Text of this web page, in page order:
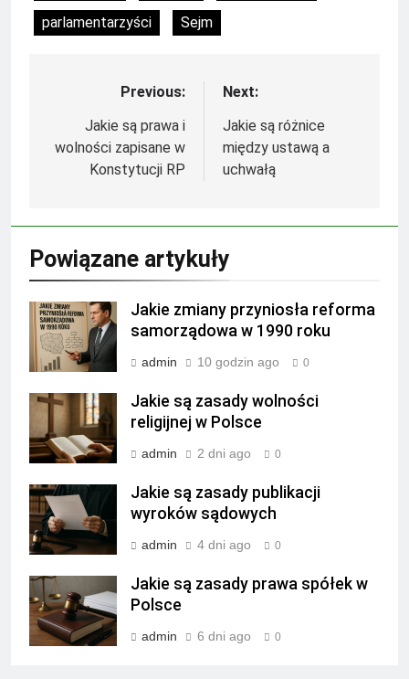
parlamentarzyści
Sejm
Nawigacja
wpisu
Previous:
Jakie są prawa i
wolności zapisane w
Konstytucji RP
Next:
Jakie są różnice
między ustawą a
uchwałą
Powiązane artykuły
Jakie zmiany przyniosła reforma
samorządowa w 1990 roku
admin 10 godzin ago 0
Jakie są zasady wolności
religijnej w Polsce
admin 2 dni ago 0
Jakie są zasady publikacji
wyroków sądowych
admin 4 dni ago 0
Jakie są zasady prawa spółek w
Polsce
admin 6 dni ago 0